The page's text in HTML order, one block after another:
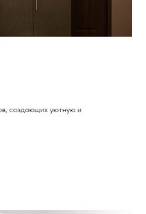
создающих уютную и